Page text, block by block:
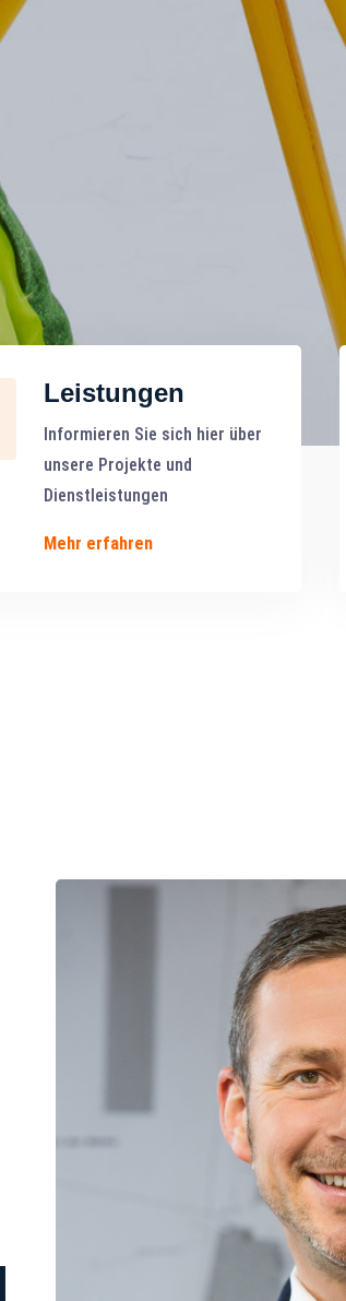
Leistungen
Informieren Sie sich hier über
unsere Projekte und
Dienstleistungen
Mehr erfahren